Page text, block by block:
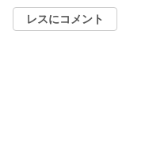
レスにコメント